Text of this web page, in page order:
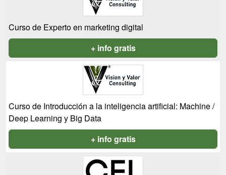
Curso de Experto en marketing digital
+ info gratis
Curso de Introducción a la inteligencia artificial: Machine /
Deep Learning y Big Data
+ info gratis